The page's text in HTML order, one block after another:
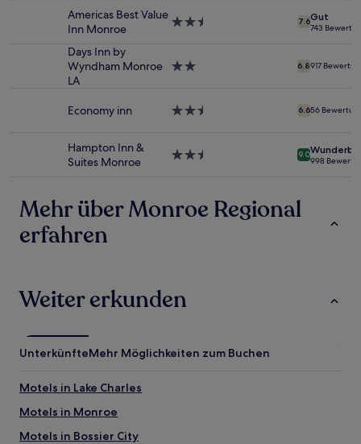
Verfügbarkeiten
Americas Best Value
Inn Monroe
2.5-
7.6Gut
743
Days Inn by
Wyndham Monroe
LA
2.0-
6.8917
Economy inn
2.5-
6.656
Hampton Inn &
Suites Monroe
2.5-
9.0
998
Mehr über Monroe Regional
erfahren
Weiter erkunden
UnterkünfteMehr Möglichkeiten zum Buchen
Motels in Lake Charles
Motels in Monroe
Motels in Bossier City